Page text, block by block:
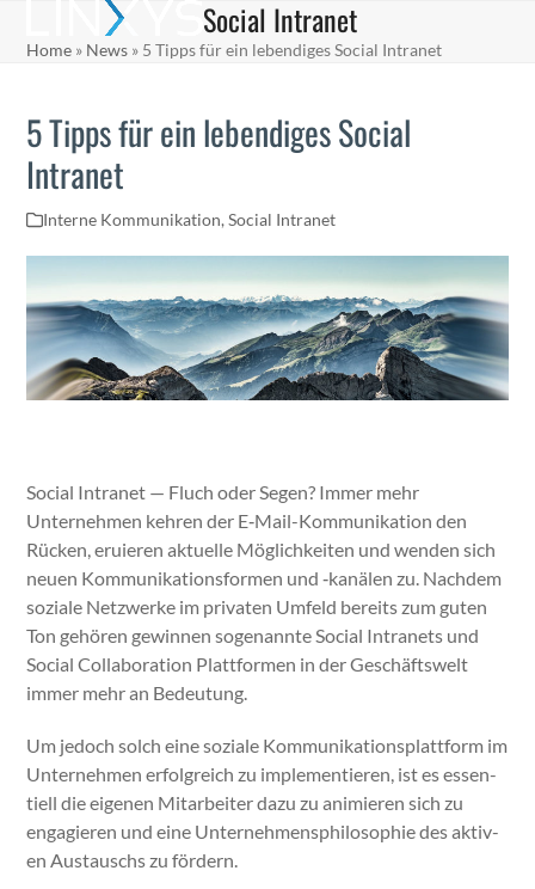
mobile
mobile
Social Intranet
Home » News » 5 Tipps für ein lebendiges Social Intranet
5 Tipps für ein lebendiges Social
Intranet
Interne Kommunikation,Social Intranet
Social Intranet — Fluch oder Segen? Immer mehr
Unternehmen kehren der E‑Mail-Kom­mu­nika­tion den
Rück­en, eruieren aktuelle Möglichkeit­en und wen­den sich
neuen Kom­mu­nika­tions­for­men und ‑kanälen zu. Nach­dem
soziale Net­zw­erke im pri­vat­en Umfeld bere­its zum guten
Ton gehören gewin­nen soge­nan­nte Social Intranets und
Social Col­lab­o­ra­tion Plat­tfor­men in der Geschäftswelt
immer mehr an Bedeu­tung.
Um jedoch solch eine soziale Kom­mu­nika­tion­splat­tform im
Unternehmen erfol­gre­ich zu imple­men­tieren, ist es essen­
tiell die eige­nen Mitar­beit­er dazu zu ani­mieren sich zu
engagieren und eine Unternehmen­sphiloso­phie des aktiv­
en Aus­tauschs zu fördern.